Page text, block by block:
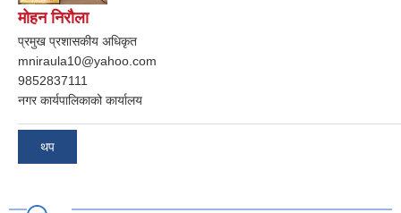
मोहन निरौला
प्रमुख प्रशासकीय अधिकृत
mniraula10@yahoo.com
9852837111
नगर कार्यपालिकाको कार्यालय
थप